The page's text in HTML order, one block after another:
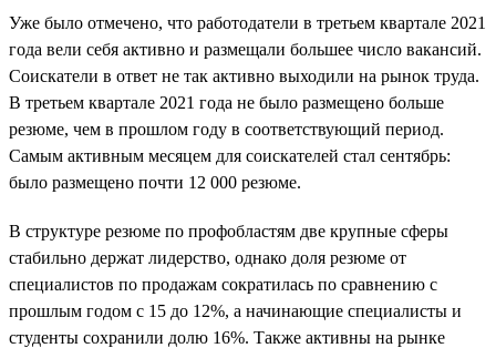
Уже было отмечено, что работодатели в третьем квартале 2021
года вели себя активно и размещали большее число вакансий.
Соискатели в ответ не так активно выходили на рынок труда.
В третьем квартале 2021 года не было размещено больше
резюме, чем в прошлом году в соответствующий период.
Самым активным месяцем для соискателей стал сентябрь:
было размещено почти 12 000 резюме.
В структуре резюме по профобластям две крупные сферы
стабильно держат лидерство, однако доля резюме от
специалистов по продажам сократилась по сравнению с
прошлым годом с 15 до 12%, а начинающие специалисты и
студенты сохранили долю 16%. Также активны на рынке